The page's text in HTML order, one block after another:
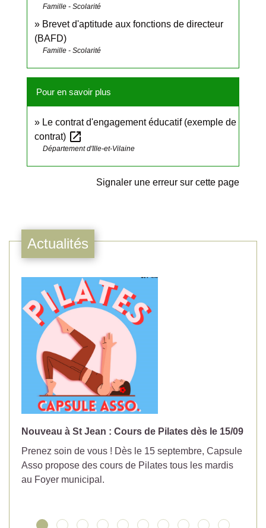
Famille - Scolarité
Brevet d'aptitude aux fonctions de directeur
(BAFD)
Famille - Scolarité
Pour en savoir plus
Le contrat d'engagement éducatif (exemple de
contrat) open_in_new
Département d'Ille-et-Vilaine
Signaler une erreur sur cette page
Actualités
Nouveau à St Jean : Cours de Pilates dès le 15/09
Prenez soin de vous ! Dès le 15 septembre, Capsule
Asso propose des cours de Pilates tous les mardis
au Foyer municipal.